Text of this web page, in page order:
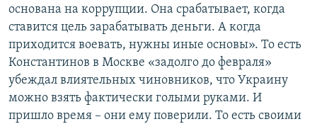
основана на коррупции. Она срабатывает, когда
ставится цель зарабатывать деньги. А когда
приходится воевать, нужны иные основы». То есть
Константинов в Москве «задолго до февраля»
убеждал влиятельных чиновников, что Украину
можно взять фактически голыми руками. И
пришло время – они ему поверили. То есть своими